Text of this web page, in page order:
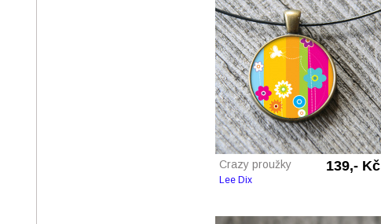
Crazy proužky 139,- Kč
Lee Dix